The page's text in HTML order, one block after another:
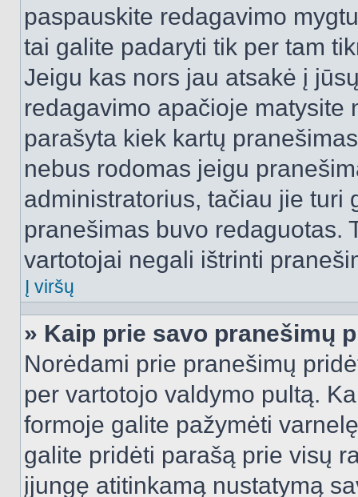
paspauskite redagavimo
tai galite padaryti tik per tam
Jeigu kas nors jau atsakė į
redagavimo apačioje matysite
parašyta kiek kartų
nebus rodomas jeigu
administratorius, tačiau jie turi
pranešimas buvo redaguotas.
vartotojai negali ištrinti
Į viršų
» Kaip prie savo pranešimų
Norėdami prie pranešimų
per vartotojo valdymo pultą.
formoje galite pažymėti
galite pridėti parašą prie visų
įjungę atitinkamą nustatymą